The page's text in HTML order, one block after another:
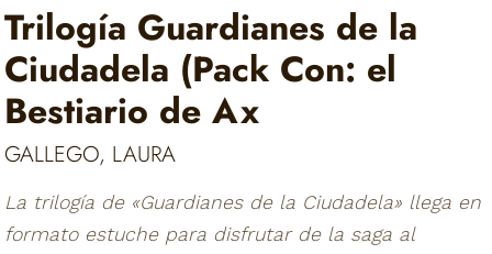
Trilogía Guardianes de la
Ciudadela (Pack Con: el
Bestiario de Ax
GALLEGO, LAURA
La trilogía de «Guardianes de la Ciudadela» llega en
formato estuche para disfrutar de la saga al